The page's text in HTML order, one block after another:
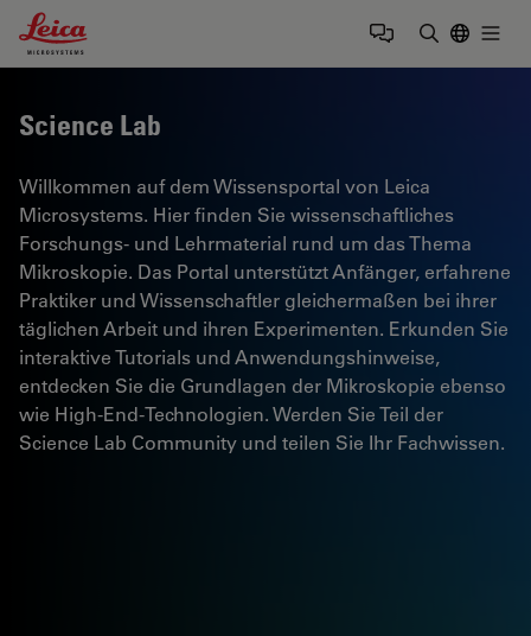
Leica Microsystems Logo
Science Lab
Willkommen auf dem Wissensportal von Leica
Microsystems. Hier finden Sie wissenschaftliches
Forschungs- und Lehrmaterial rund um das Thema
Mikroskopie. Das Portal unterstützt Anfänger, erfahrene
Praktiker und Wissenschaftler gleichermaßen bei ihrer
täglichen Arbeit und ihren Experimenten. Erkunden Sie
interaktive Tutorials und Anwendungshinweise,
entdecken Sie die Grundlagen der Mikroskopie ebenso
wie High-End-Technologien. Werden Sie Teil der
Science Lab Community und teilen Sie Ihr Fachwissen.